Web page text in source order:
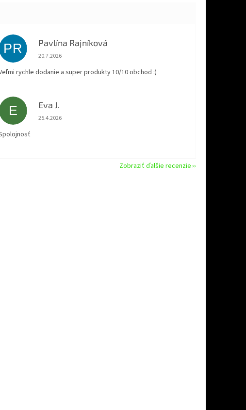
PR Pavlína Rajníková
Hodnotenie obchodu je 5 z 5 hviezdičiek.
20.7.2026
rychle dodanie a super produkty 10/10 obchod :)
E Eva J.
Hodnotenie obchodu je 5 z 5 hviezdičiek.
25.4.2026
Zobraziť ďalšie recenzie